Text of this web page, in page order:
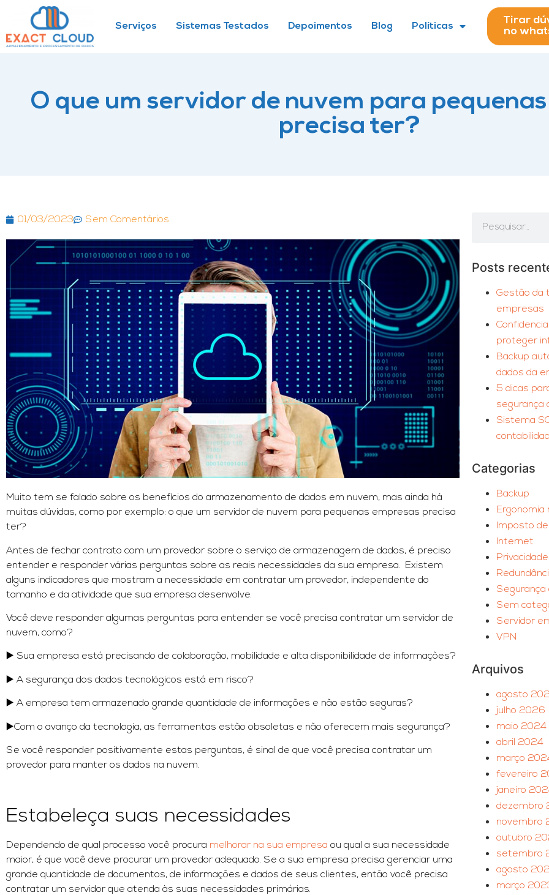
Serviços Sistemas Testados Depoimentos Blog Políticas
Tirar
no
O que um servidor de nuvem para
precisa ter?
01/03/2023 Sem Comentários
Muito tem se falado sobre os benefícios do armazenamento de dados em nuvem, mas ainda há
muitas dúvidas, como por exemplo: o que um servidor de nuvem para pequenas empresas precisa
ter?
Antes de fechar contrato com um provedor sobre o serviço de armazenagem de dados, é preciso
entender e responder várias perguntas sobre as reais necessidades da sua empresa. Existem
alguns indicadores que mostram a necessidade em contratar um provedor, independente do
tamanho e da atividade que sua empresa desenvolve.
Você deve responder algumas perguntas para entender se você precisa contratar um servidor de
nuvem, como?
▶️ Sua empresa está precisando de colaboração, mobilidade e alta disponibilidade de informações?
▶️ A segurança dos dados tecnológicos está em risco?
▶️ A empresa tem armazenado grande quantidade de informações e não estão seguras?
▶️Com o avanço da tecnologia, as ferramentas estão obsoletas e não oferecem mais segurança?
Se você responder positivamente estas perguntas, é sinal de que você precisa contratar um
provedor para manter os dados na nuvem.
Estabeleça suas necessidades
Dependendo de qual processo você procura melhorar na sua empresa ou qual a sua necessidade
maior, é que você deve procurar um provedor adequado. Se a sua empresa precisa gerenciar uma
grande quantidade de documentos, de informações e dados de seus clientes, então você precisa
contratar um servidor que atenda às suas necessidades primárias.
Posts
Gestão da
empresas
proteger
Backup
dados da
5 dicas
segurança
Sistema
Categorias
Backup
Ergonomia
Imposto
Internet
Segurança
Sem
Servidor
VPN
Arquivos
agosto
julho 2026
maio 2024
abril 2024
março
fevereiro
janeiro
dezembro
novembro
outubro
setembro
agosto
março